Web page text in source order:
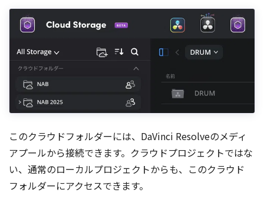
このクラウドフォルダーには、DaVinci Resolveのメディ
アプールから接続できます。クラウドプロジェクトではな
い、通常のローカルプロジェクトからも、このクラウド
フォルダーにアクセスできます。